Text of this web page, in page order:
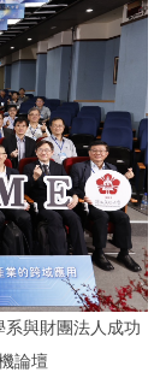
與財團法人成功
論壇